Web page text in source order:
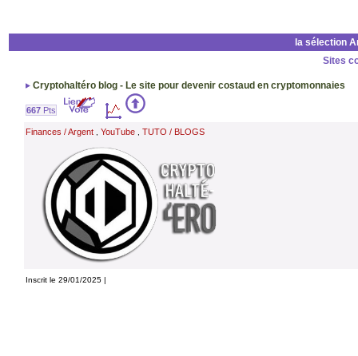
la sélection
Sites
Cryptohaltéro blog - Le site pour devenir costaud en cryptomonnaies
667Pts
Finances / Argent, YouTube, TUTO / BLOGS
Inscrit le 29/01/2025 |